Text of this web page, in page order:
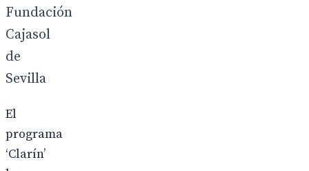
Fundación
Cajasol
de
Sevilla
El
programa
‘Clarín’